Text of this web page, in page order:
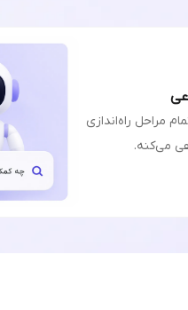
مراحل راه‌اندازی
می‌کنه.